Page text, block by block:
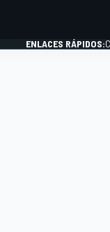
ENLACES RÁPIDOS: